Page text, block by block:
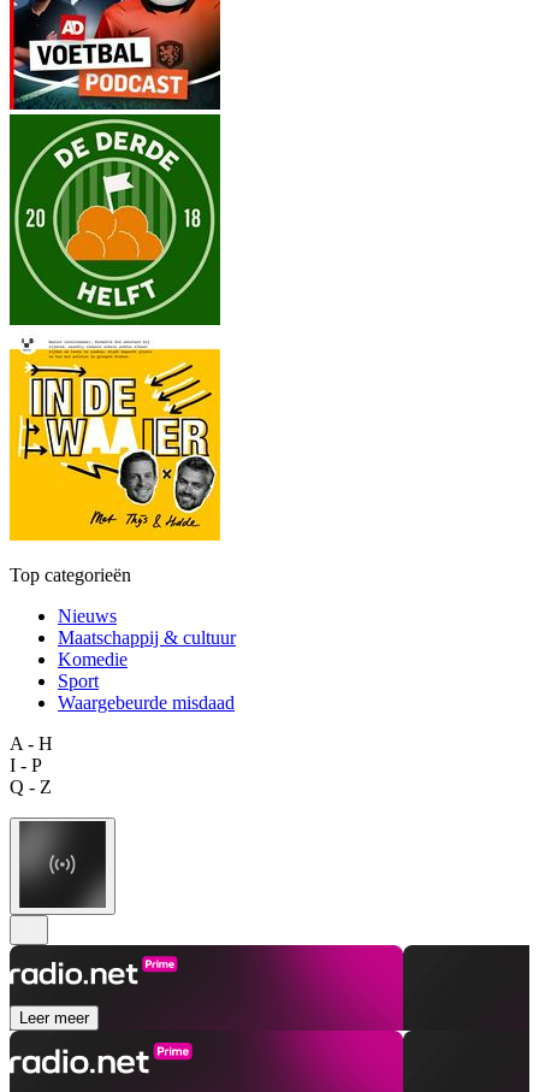
Top categorieën
Nieuws
Maatschappij & cultuur
Komedie
Sport
Waargebeurde misdaad
A - H
I - P
Q - Z
Leer meer